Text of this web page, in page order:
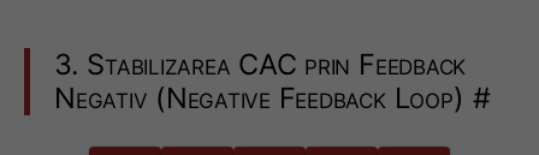
3. Stabilizarea CAC prin Feedback
Negativ (Negative Feedback Loop) #